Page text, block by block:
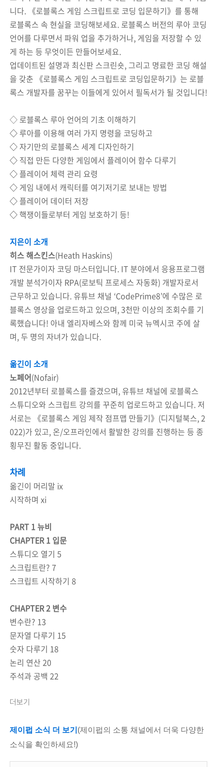
니다. 《로블록스 게임 스크립트로 코딩 입문하기》를 통해
로블록스 속 현실을 코딩해보세요. 로블록스 버전의 루아 코딩
언어를 다루면서 파워 업을 추가하거나, 게임을 저장할 수 있
게 하는 등 무엇이든 만들어보세요.
업데이트된 설명과 최신판 스크린숏, 그리고 명료한 코딩 해설
을 갖춘 《로블록스 게임 스크립트로 코딩입문하기》는 로블
록스 개발자를 꿈꾸는 이들에게 있어서 필독서가 될 것입니다!
◇ 로블록스 루아 언어의 기초 이해하기
◇ 루아를 이용해 여러 가지 명령을 코딩하고
◇ 자기만의 로블록스 세계 디자인하기
◇ 직접 만든 다양한 게임에서 플레이어 함수 다루기
◇ 플레이어 체력 관리 요령
◇ 게임 내에서 캐릭터를 여기저기로 보내는 방법
◇ 플레이어 데이터 저장
◇핵쟁이들로부터 게임 보호하기 등!
지은이 소개
히스 해스킨스(Heath Haskins)
IT 전문가이자 코딩 마스터입니다. IT 분야에서 응용프로그램
개발 분석가이자 RPA(로보틱 프로세스 자동화) 개발자로서
근무하고 있습니다. 유튜브 채널 ‘CodePrime8’에 수많은 로
블록스 영상을 업로드하고 있으며, 3천만 이상의 조회수를 기
록했습니다! 아내 엘리자베스와 함께 미국 뉴멕시코 주에 살
며, 두 명의 자녀가 있습니다.
옮긴이 소개
노페어(Nofair)
2012년부터 로블록스를 즐겼으며, 유튜브 채널에 로블록스
스튜디오와 스크립트 강의를 꾸준히 업로드하고 있습니다. 저
서로는 《로블록스 게임 제작 점프맵 만들기》(디지털북스, 2
022)가 있고, 온/오프라인에서 활발한 강의를 진행하는 등 종
횡무진 활동 중입니다.
차례
옮긴이 머리말 ix
시작하며 xi
PART 1뉴비
CHAPTER 1 입문
스튜디오 열기 5
스크립트란? 7
스크립트 시작하기 8
CHAPTER 2 변수
변수란? 13
문자열 다루기 15
숫자 다루기 18
논리 연산 20
주석과 공백 22
더보기
제이펍 소식 더 보기 (제이펍의 소통 채널에서 더욱 다양한
소식을 확인하세요!)